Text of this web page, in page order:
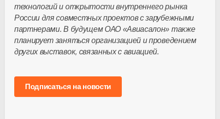
технологий и открытости внутреннего рынка
России для совместных проектов с зарубежными
партнерами. В будущем ОАО «Авиасалон» также
планирует заняться организацией и проведением
других выставок, связанных с авиацией.
Подписаться на новости